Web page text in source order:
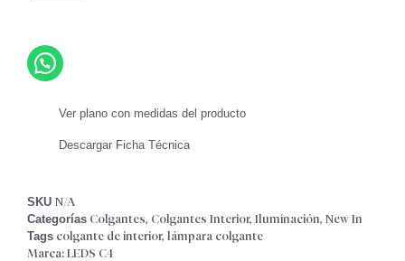
Ver plano con medidas del producto
Descargar Ficha Técnica
SKU N/A
Categorías Colgantes, Colgantes Interior, Iluminación, New In
Tags colgante de interior, lámpara colgante
Marca: LEDS C4